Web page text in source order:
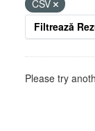
CSV
Filtrează
Please try